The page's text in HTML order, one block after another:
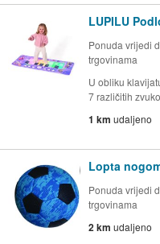
LUPILU
Ponuda vrijedi
trgovinama
U obliku
7 različitih
1 km udaljeno
Lopta
Ponuda vrijedi
trgovinama
2 km udaljeno